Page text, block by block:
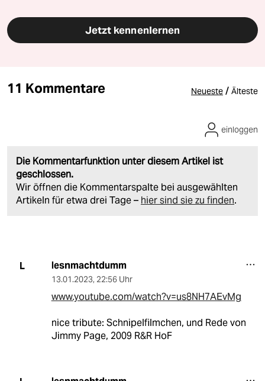
Jetzt kennenlernen
11 Kommentare Neueste / Älteste
Die Kommentarfunktion unter diesem Artikel ist
geschlossen.
Wir öffnen die Kommentarspalte bei ausgewählten
Artikeln für etwa drei Tage – hier sind sie zu finden.
einloggen
L lesnmachtdumm
13.01.2023, 22:56 Uhr
www.youtube.com/watch?v=us8NH7AEvMg
nice tribute: Schnipelfilmchen, und Rede von
Jimmy Page, 2009 R&R HoF